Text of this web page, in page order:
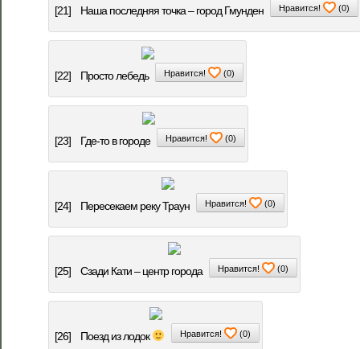
[21] Наша последняя точка – город Гмунден Нравится! (0)
[22] Просто лебедь Нравится! (0)
[23] Где-то в городе Нравится! (0)
[24] Пересекаем реку Траун Нравится! (0)
[25] Сзади Кати – центр города Нравится! (0)
[26] Поезд из лодок Нравится! (0)